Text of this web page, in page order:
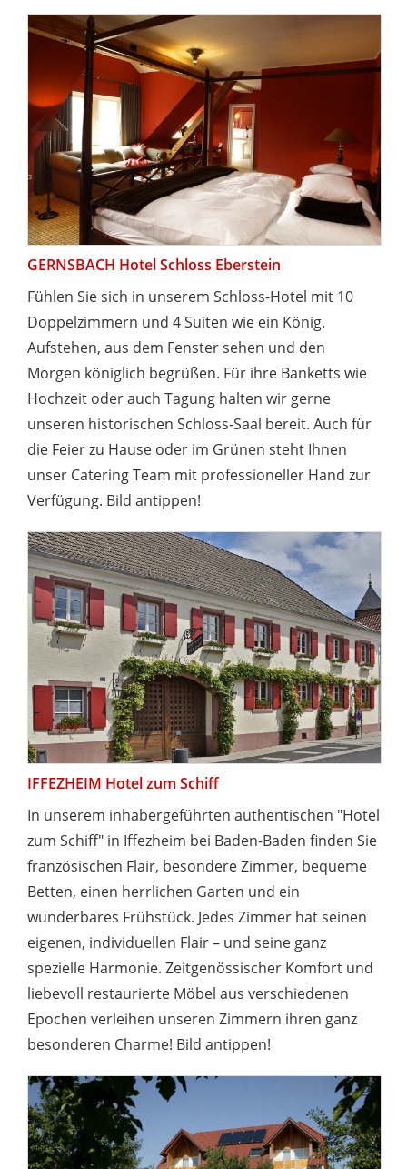
GERNSBACH Hotel Schloss Eberstein
Fühlen Sie sich in unserem Schloss-Hotel mit 10
Doppelzimmern und 4 Suiten wie ein König.
Aufstehen, aus dem Fenster sehen und den
Morgen königlich begrüßen. Für ihre Banketts wie
Hochzeit oder auch Tagung halten wir gerne
unseren historischen Schloss-Saal bereit. Auch für
die Feier zu Hause oder im Grünen steht Ihnen
unser Catering Team mit professioneller Hand zur
Verfügung. Bild antippen!
IFFEZHEIM Hotel zum Schiff
In unserem inhabergeführten authentischen "Hotel
zum Schiff" in Iffezheim bei Baden-Baden finden Sie
französischen Flair, besondere Zimmer, bequeme
Betten, einen herrlichen Garten und ein
wunderbares Frühstück. Jedes Zimmer hat seinen
eigenen, individuellen Flair – und seine ganz
spezielle Harmonie. Zeitgenössischer Komfort und
liebevoll restaurierte Möbel aus verschiedenen
Epochen verleihen unseren Zimmern ihren ganz
besonderen Charme! Bild antippen!